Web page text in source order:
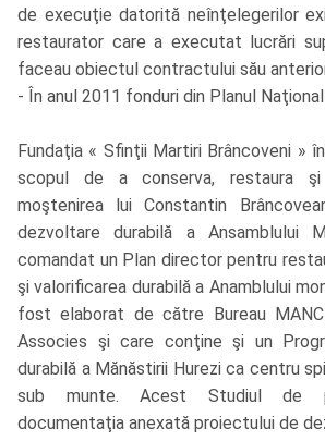
de execuţie datorită neînţelegerilor
restaurator care a executat lucrări
faceau obiectul contractului său
- În anul 2011 fonduri din Planul
Fundaţia « Sfinţii Martiri Brâncoveni »
scopul de a conserva, restaura
moştenirea lui Constantin
dezvoltare durabilă a Ansamblului
comandat un Plan director pentru
şi valorificarea durabilă a Anamblului
fost elaborat de către Bureau
Associes şi care conţine şi un
durabilă a Mănăstirii Hurezi ca centru
sub munte. Acest Studiul de
documentaţia anexată proiectului de